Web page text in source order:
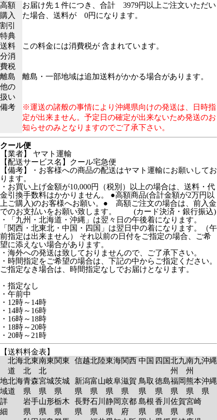
高額
購入
割引
特典
お届け先１件につき、合計 3979円以上ご注文いただい
た場合、送料が 0円になります。
送料
分消
費税
この料金には消費税が 含まれています。
離島
他の
扱い
離島・一部地域は追加送料がかかる場合があります。
備考
※運送の諸般の事情により沖縄県向けの発送は、日時指
定が出来ません。予定日の確定が出来ないため発送のお
知らせのみとなりますのでご了承下さい。
クール便
【業者】 ヤマト運輸
【配送サービス名】クール宅急便
【備考】・お客様への商品の配送はヤマト運輸にお願いしてお
ります。
・お買い上げ金額が10,000円（税別）以上の場合は、送料・代
金引換手数料はかかりません。 ●高額商品(合計金額が2万円以
上ご購入)のお客様へお願い。● 高額ご注文の場合は、前入金
でのお支払いをお願い致します。 (カード決済・銀行振込)
・「九州・北海道・沖縄」は翌々日の午後着になります。
「関西・北東北・中国・四国」は翌日中の着になります。（午
前指定は出来ません） それ以前の日付をご指定の場合、ご希
望に添えない場合があります。
・海外への発送は致しておりませんので、ご了承下さい。
・時間指定をご希望の場合は、下記の中からご指定ください。
ご指定なき場合は、時間指定なしでお届けとなります。
・指定なし
・午前中
・12時～14時
・14時～16時
・16時～18時
・18時～20時
・20時～21時
【送料料金表】
北海
道
北東
北
南東
北
関東 信越北陸東海関西 中国 四国北九
州
南九
州
沖縄
地
域
詳
細
北海
道
青森
県
岩手
県
宮城
県
山形
県
茨城
県
栃木
県
新潟
県
長野
県
富山
県
石川
県
岐阜
県
静岡
県
滋賀
県
京都
府
鳥取
県
島根
県
徳島
県
香川
県
福岡
県
佐賀
県
熊本
県
宮崎
県
沖縄
県